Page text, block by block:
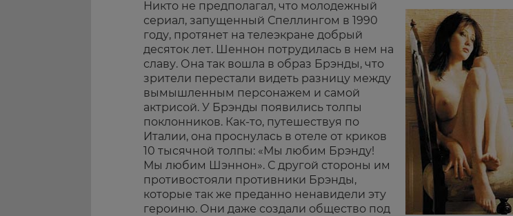
Никто не предполагал, что молодежный
сериал, запущенный Спеллингом в 1990
году, протянет на телеэкране добрый
десяток лет. Шеннон потрудилась в нем на
славу. Она так вошла в образ Брэнды, что
зрители перестали видеть разницу между
вымышленным персонажем и самой
актрисой. У Брэнды появились толпы
поклонников. Как-то, путешествуя по
Италии, она проснулась в отеле от криков
10 тысячной толпы: «Мы любим Брэнду!
Мы любим Шэннон». С другой стороны им
противостояли противники Брэнды,
которые так же преданно ненавидели эту
героиню. Они даже создали общество под